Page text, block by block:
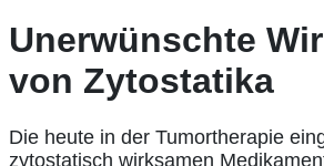
Unerwünschte
von Zytostatika
Die heute in der Tumortherapie
zytostatisch wirksamen